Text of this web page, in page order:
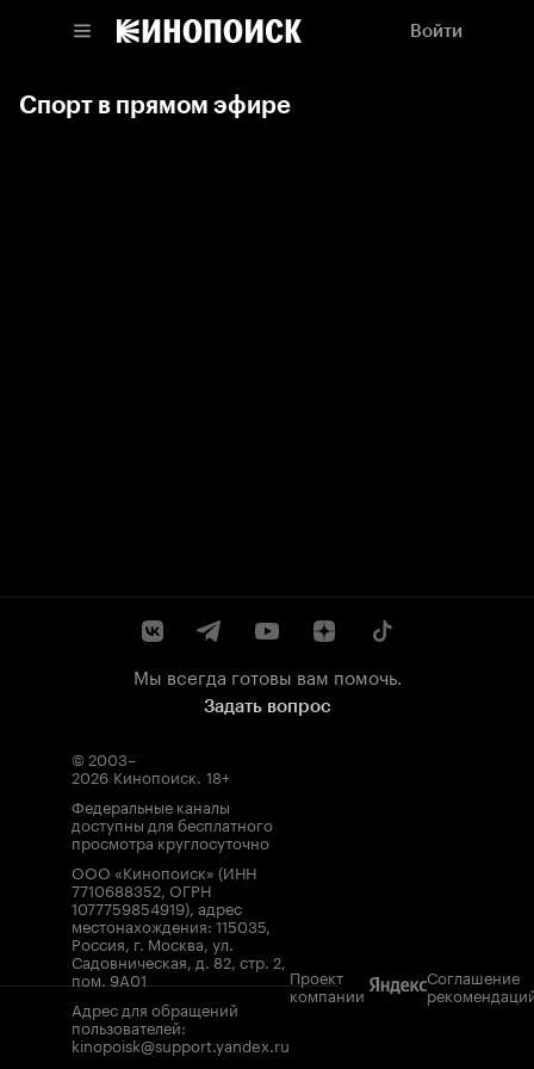
Войти
Спорт в прямом эфире
Мы всегда готовы вам помочь.
Задать вопрос
© 2003–
2026 Кинопоиск. 18+
Федеральные каналы
доступны для бесплатного
просмотра круглосуточно
ООО «Кинопоиск» (ИНН
7710688352, ОГРН
1077759854919), адрес
местонахождения: 115035,
Россия, г. Москва, ул.
Садовническая, д. 82, стр. 2,
пом. 9А01
Адрес для обращений
пользователей:
kinopoisk@support.yandex.ru
Проект
компании
Соглашение